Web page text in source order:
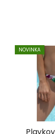
NOVINKA